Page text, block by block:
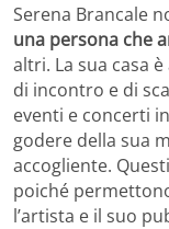
Serena Brancale
una persona che
altri. La sua casa
di incontro e di
eventi e concerti
godere della sua
accogliente.
poiché
l’artista e il suo